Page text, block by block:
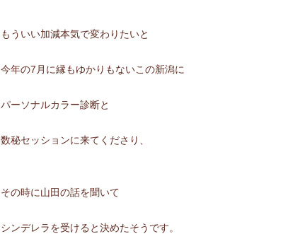
もういい加減本気で変わりたいと
今年の7月に縁もゆかりもないこの新潟に
パーソナルカラー診断と
数秘セッションに来てくださり、
その時に山田の話を聞いて
シンデレラを受けると決めたそうです。